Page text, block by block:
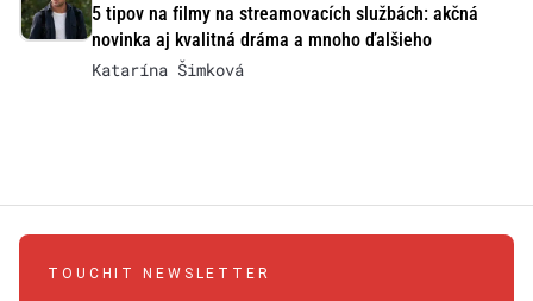
5 tipov na filmy na streamovacích službách: akčná
novinka aj kvalitná dráma a mnoho ďalšieho
Katarína Šimková
TOUCHIT NEWSLETTER